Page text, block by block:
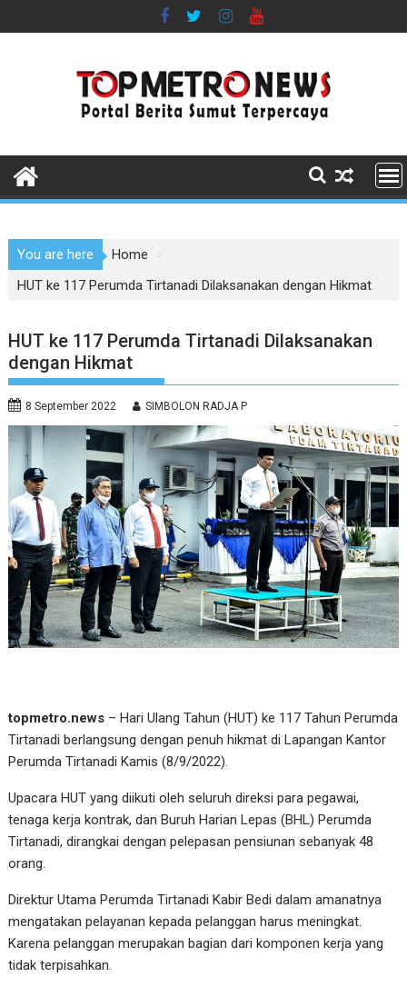
to
You are here
Home
HUT ke 117 Perumda Tirtanadi Dilaksanakan dengan Hikmat
HUT ke 117 Perumda Tirtanadi Dilaksanakan
dengan Hikmat
8 September 2022 SIMBOLON RADJA P
topmetro.news – Hari Ulang Tahun (HUT) ke 117 Tahun Perumda
Tirtanadi berlangsung dengan penuh hikmat di Lapangan Kantor
Perumda Tirtanadi Kamis (8/9/2022).
Upacara HUT yang diikuti oleh seluruh direksi para pegawai,
tenaga kerja kontrak, dan Buruh Harian Lepas (BHL) Perumda
Tirtanadi, dirangkai dengan pelepasan pensiunan sebanyak 48
orang.
Direktur Utama Perumda Tirtanadi Kabir Bedi dalam amanatnya
mengatakan pelayanan kepada pelanggan harus meningkat.
Karena pelanggan merupakan bagian dari komponen kerja yang
tidak terpisahkan.